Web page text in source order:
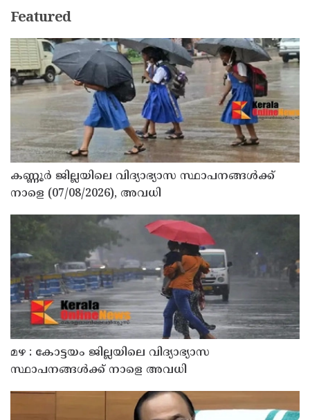
Featured
കണ്ണൂർ ജില്ലയിലെ വിദ്യാഭ്യാസ സ്ഥാപനങ്ങള്‍ക്ക്
നാളെ (07/08/2026), അവധി
മഴ : കോട്ടയം ജില്ലയിലെ വിദ്യാഭ്യാസ
സ്ഥാപനങ്ങൾക്ക് നാളെ അവധി